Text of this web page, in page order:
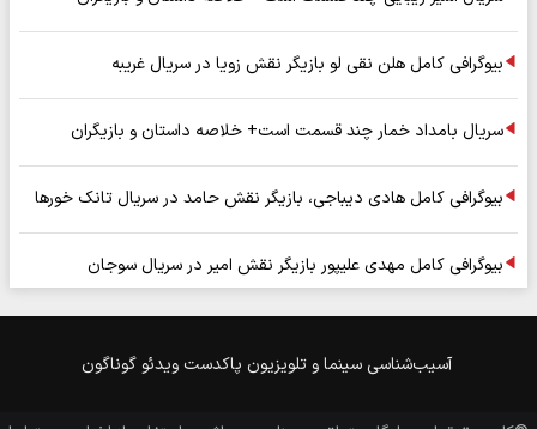
بیوگرافی کامل هلن نقی لو بازیگر نقش زویا در سریال غریبه
سریال بامداد خمار چند قسمت است+ خلاصه داستان و بازیگران
بیوگرافی کامل هادی دیباجی، بازیگر نقش حامد در سریال تانک خورها
بیوگرافی کامل مهدی علیپور بازیگر نقش امیر در سریال سوجان
آسیب‌شناسی سینما و تلویزیون پاکدست ویدئو گوناگون